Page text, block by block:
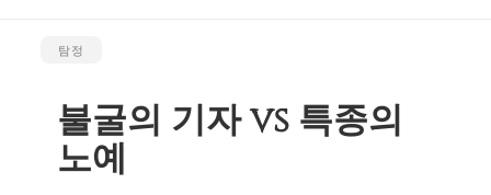
탐정
불굴의 기자 vs 특종의
노예